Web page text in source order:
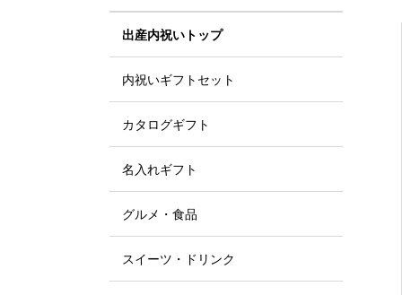
出産内祝いトップ
内祝いギフトセット
カタログギフト
名入れギフト
グルメ・食品
スイーツ・ドリンク